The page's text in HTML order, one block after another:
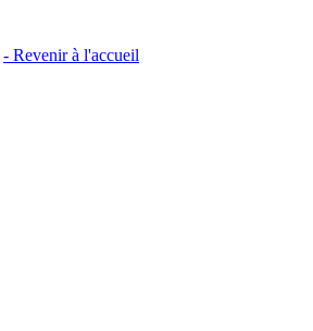
- Revenir à l'accueil